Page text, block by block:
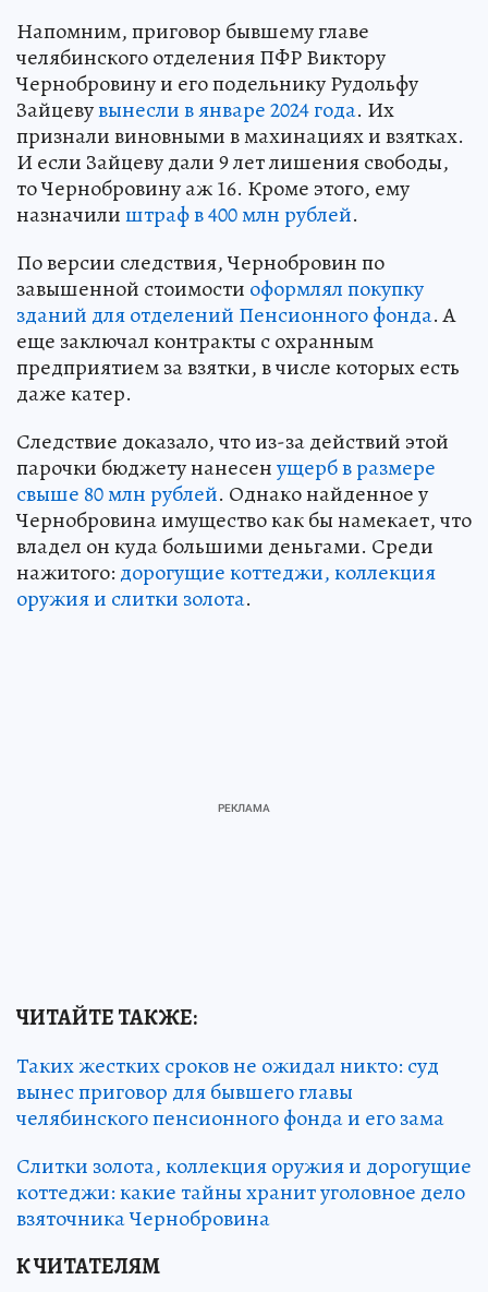
Напомним, приговор бывшему главе
челябинского отделения ПФР Виктору
Чернобровину и его подельнику Рудольфу
Зайцевувынесли в январе 2024 года. Их
признали виновными в махинациях и взятках.
И если Зайцеву дали 9 лет лишения свободы,
то Чернобровину аж 16. Кроме этого, ему
назначилиштраф в 400 млн рублей.
По версии следствия, Чернобровин по
завышенной стоимости оформлял покупку
зданий для отделений Пенсионного фонда. А
еще заключал контракты с охранным
предприятием за взятки, в числе которых есть
даже катер.
Следствие доказало, что из-за действий этой
парочки бюджету нанесенущерб в размере
свыше 80 млн рублей. Однако найденное у
Чернобровина имущество как бы намекает, что
владел он куда большими деньгами. Среди
нажитого: дорогущие коттеджи, коллекция
оружия и слитки золота.
ЧИТАЙТЕ ТАКЖЕ:
Таких жестких сроков не ожидал никто: суд
вынес приговор для бывшего главы
челябинского пенсионного фонда и его зама
Слитки золота, коллекция оружия и дорогущие
коттеджи: какие тайны хранит уголовное дело
взяточника Чернобровина
К ЧИТАТЕЛЯМ